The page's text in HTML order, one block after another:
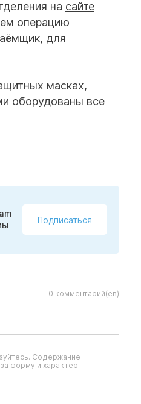
на сайте
операцию
для
масках,
оборудованы все
Подписаться
0 комментарий(ев)
Содержание
форму и характер